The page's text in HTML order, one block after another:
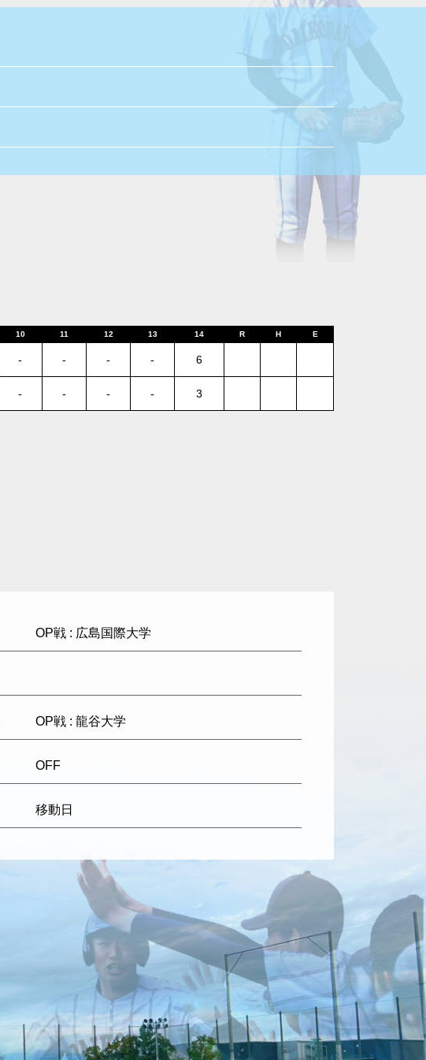
10 11 12 13 14 R H E
- - - - 6
- - - - 3
OP戦 : 広島国際大学
OP戦 : 龍谷大学
OFF
移動日